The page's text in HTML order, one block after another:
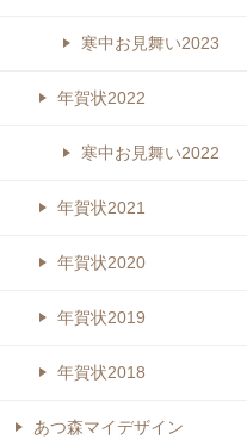
寒中お見舞い2023
年賀状2022
寒中お見舞い2022
年賀状2021
年賀状2020
年賀状2019
年賀状2018
あつ森マイデザイン